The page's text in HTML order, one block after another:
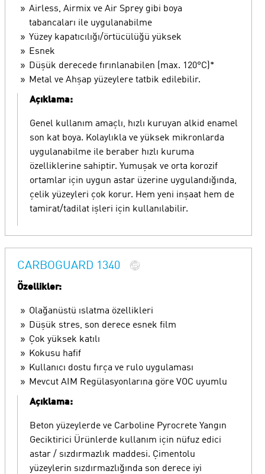
Airless, Airmix ve Air Sprey gibi boya
tabancaları ile uygulanabilme
Yüzey kapatıcılığı/örtücülüğü yüksek
Esnek
Düşük derecede fırınlanabilen (max. 120°C)*
Metal ve Ahşap yüzeylere tatbik edilebilir.
Açıklama:
Genel kullanım amaçlı, hızlı kuruyan alkid enamel
son kat boya. Kolaylıkla ve yüksek mikronlarda
uygulanabilme ile beraber hızlı kuruma
özelliklerine sahiptir. Yumuşak ve orta korozif
ortamlar için uygun astar üzerine uygulandığında,
çelik yüzeyleri çok korur. Hem yeni inşaat hem de
tamirat/tadilat işleri için kullanılabilir.
CARBOGUARD 1340
Özellikler:
Olağanüstü ıslatma özellikleri
Düşük stres, son derece esnek film
Çok yüksek katılı
Kokusu hafif
Kullanıcı dostu fırça ve rulo uygulaması
Mevcut AIM Regülasyonlarına göre VOC uyumlu
Açıklama:
Beton yüzeylerde ve Carboline Pyrocrete Yangın
Geciktirici Ürünlerde kullanım için nüfuz edici
astar / sızdırmazlık maddesi. Çimentolu
yüzeylerin sızdırmazlığında son derece iyi